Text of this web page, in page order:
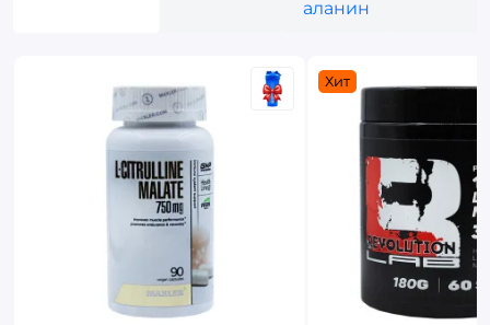
аланин
Хит